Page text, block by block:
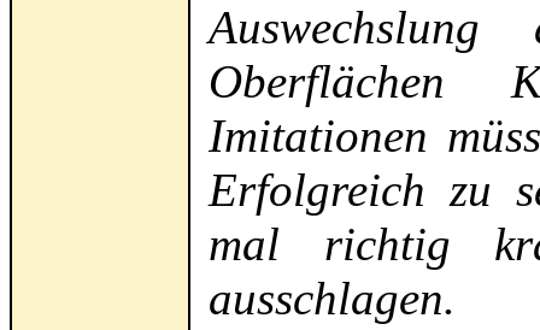
Oberflächen
Imitationen
Erfolgreich zu
mal richtig
ausschlagen.